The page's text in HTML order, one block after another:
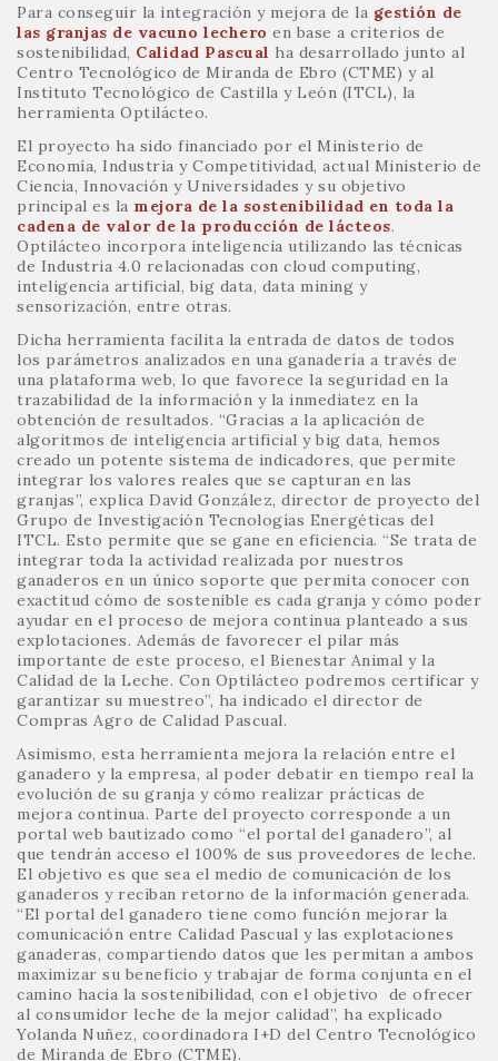
Para conseguir la integración y mejora de la gestión de
las granjas de vacuno lechero en base a criterios de
sostenibilidad, Calidad Pascual ha desarrollado junto al
Centro Tecnológico de Miranda de Ebro (CTME) y al
Instituto Tecnológico de Castilla y León (ITCL), la
herramienta Optilácteo.
El proyecto ha sido financiado por el Ministerio de
Economía, Industria y Competitividad, actual Ministerio de
Ciencia, Innovación y Universidades y su objetivo
principal es la mejora de la sostenibilidad en toda la
cadena de valor de la producción de lácteos.
Optilácteo incorpora inteligencia utilizando las técnicas
de Industria 4.0 relacionadas con cloud computing,
inteligencia artificial, big data, data mining y
sensorización, entre otras.
Dicha herramienta facilita la entrada de datos de todos
los parámetros analizados en una ganadería a través de
una plataforma web, lo que favorece la seguridad en la
trazabilidad de la información y la inmediatez en la
obtención de resultados. “Gracias a la aplicación de
algoritmos de inteligencia artificial y big data, hemos
creado un potente sistema de indicadores, que permite
integrar los valores reales que se capturan en las
granjas”, explica David González, director de proyecto del
Grupo de Investigación Tecnologías Energéticas del
ITCL. Esto permite que se gane en eficiencia. “Se trata de
integrar toda la actividad realizada por nuestros
ganaderos en un único soporte que permita conocer con
exactitud cómo de sostenible es cada granja y cómo poder
ayudar en el proceso de mejora continua planteado a sus
explotaciones. Además de favorecer el pilar más
importante de este proceso, el Bienestar Animal y la
Calidad de la Leche. Con Optilácteo podremos certificar y
garantizar su muestreo”, ha indicado el director de
Compras Agro de Calidad Pascual.
Asimismo, esta herramienta mejora la relación entre el
ganadero y la empresa, al poder debatir en tiempo real la
evolución de su granja y cómo realizar prácticas de
mejora continua. Parte del proyecto corresponde a un
portal web bautizado como “el portal del ganadero”, al
que tendrán acceso el 100% de sus proveedores de leche.
El objetivo es que sea el medio de comunicación de los
ganaderos y reciban retorno de la información generada.
“El portal del ganadero tiene como función mejorar la
comunicación entre Calidad Pascual y las explotaciones
ganaderas, compartiendo datos que les permitan a ambos
maximizar su beneficio y trabajar de forma conjunta en el
camino hacia la sostenibilidad, con el objetivo de ofrecer
al consumidor leche de la mejor calidad”, ha explicado
Yolanda Nuñez, coordinadora I+D del Centro Tecnológico
de Miranda de Ebro (CTME).